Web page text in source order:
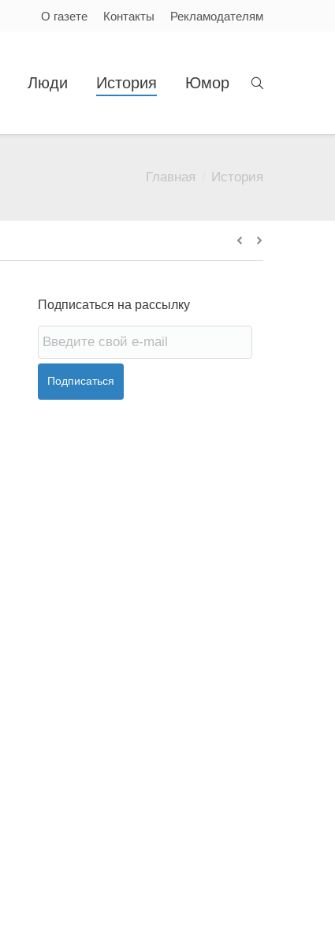
О газете Контакты Рекламодателям
Люди История Юмор
Главная История
Подписаться на рассылку
Подписаться